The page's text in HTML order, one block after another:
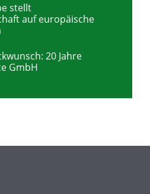
stellt
auf europäische
20 Jahre
GmbH